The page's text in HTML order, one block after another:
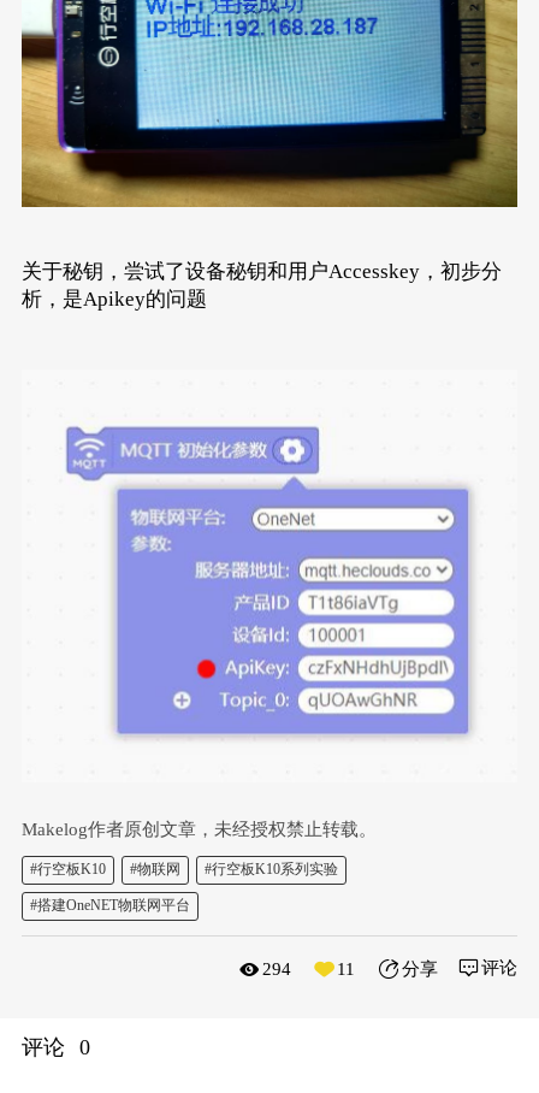
关于秘钥，尝试了设备秘钥和用户Accesskey，初步分
析，是Apikey的问题
Makelog作者原创文章，未经授权禁止转载。
#行空板K10 #物联网 #行空板K10系列实验
#搭建OneNET物联网平台
294 11 分享
评论 0
评论